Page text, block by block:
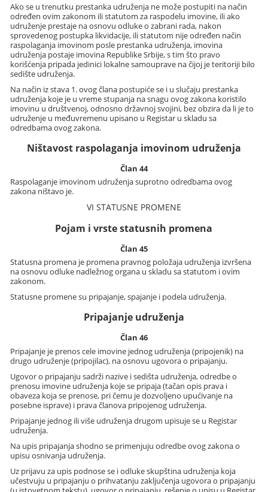
Ako se u trenutku prestanka udruženja ne može postupiti na način
određen ovim zakonom ili statutom za raspodelu imovine, ili ako
udruženje prestaje na osnovu odluke o zabrani rada, nakon
sprovedenog postupka likvidacije, ili statutom nije određen način
raspolaganja imovinom posle prestanka udruženja, imovina
udruženja postaje imovina Republike Srbije, s tim što pravo
korišćenja pripada jedinici lokalne samouprave na čijoj je teritoriji bilo
sedište udruženja.
Na način iz stava 1. ovog člana postupiće se i u slučaju prestanka
udruženja koje je u vreme stupanja na snagu ovog zakona koristilo
imovinu u društvenoj, odnosno državnoj svojini, bez obzira da li je to
udruženje u međuvremenu upisano u Registar u skladu sa
odredbama ovog zakona.
Ništavost raspolaganja imovinom udruženja
Član 44
Raspolaganje imovinom udruženja suprotno odredbama ovog
zakona ništavo je.
VI STATUSNE PROMENE
Pojam i vrste statusnih promena
Član 45
Statusna promena je promena pravnog položaja udruženja izvršena
na osnovu odluke nadležnog organa u skladu sa statutom i ovim
zakonom.
Statusne promene su pripajanje, spajanje i podela udruženja.
Pripajanje udruženja
Član 46
Pripajanje je prenos cele imovine jednog udruženja (pripojenik) na
drugo udruženje (pripojilac), na osnovu ugovora o pripajanju.
Ugovor o pripajanju sadrži nazive i sedišta udruženja, odredbe o
prenosu imovine udruženja koje se pripaja (tačan opis prava i
obaveza koja se prenose, pri čemu je dozvoljeno upućivanje na
posebne isprave) i prava članova pripojenog udruženja.
Pripajanje jednog ili više udruženja drugom upisuje se u Registar
udruženja.
Na upis pripajanja shodno se primenjuju odredbe ovog zakona o
upisu osnivanja udruženja.
Uz prijavu za upis podnose se i odluke skupština udruženja koja
učestvuju u pripajanju o prihvatanju zaključenja ugovora o pripajanju